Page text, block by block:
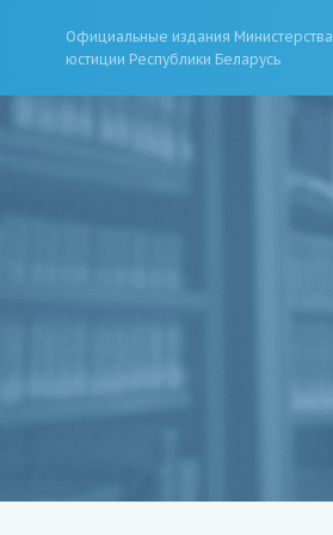
Официальные издания Министерства
юстиции Республики Беларусь